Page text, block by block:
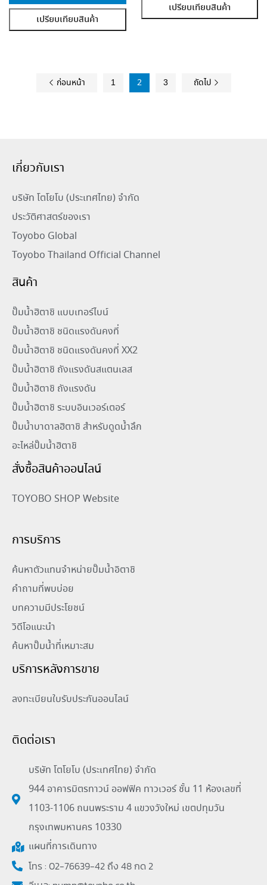
เปรียบเทียบสินค้า
เปรียบเทียบสินค้า
ก่อนหน้า 1 2 3 ถัดไป
เกี่ยวกับเรา
บริษัท โตโยโบ (ประเทศไทย) จำกัด
ประวัติศาสตร์ของเรา
Toyobo Global
Toyobo Thailand Official Channel
สินค้า
ปั๊มน้ำฮิตาชิ แบบเทอร์ไบน์
ปั๊มน้ำฮิตาชิ ชนิดแรงดันคงที่
ปั๊มน้ำฮิตาชิ ชนิดแรงดันคงที่ XX2
ปั๊มน้ำฮิตาชิ ถังแรงดันสแตนเลส
ปั๊มน้ำฮิตาชิ ถังแรงดัน
ปั๊มน้ำฮิตาชิ ระบบอินเวอร์เตอร์
ปั๊มน้ำบาดาลฮิตาชิ สำหรับดูดน้ำลึก
อะไหล่ปั๊มน้ำฮิตาชิ
สั่งซื้อสินค้าออนไลน์
TOYOBO SHOP Website
การบริการ
ค้นหาตัวแทนจำหน่ายปั๊มน้ำอิตาชิ
คำถามที่พบบ่อย
บทความมีประโยชน์
วิดีโอแนะนำ
ค้นหาปั๊มน้ำที่เหมาะสม
บริการหลังการขาย
ลงทะเบียนใบรับประกันออนไลน์
ติดต่อเรา
บริษัท โตโยโบ (ประเทศไทย) จำกัด
944 อาคารมิตรทาวน์ ออฟฟิค ทาวเวอร์ ชั้น 11 ห้องเลขที่
1103-1106 ถนนพระราม 4 แขวงวังใหม่ เขตปทุมวัน
กรุงเทพมหานคร 10330
แผนที่การเดินทาง
โทร : 02-76639-42 ถึง 48 กด 2